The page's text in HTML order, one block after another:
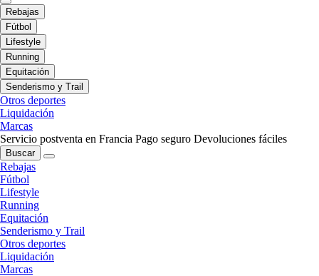
Rebajas
Fútbol
Lifestyle
Running
Equitación
Senderismo y Trail
Otros deportes
Liquidación
Marcas
Servicio postventa en Francia Pago seguro Devoluciones fáciles
Buscar
Rebajas
Fútbol
Lifestyle
Running
Equitación
Senderismo y Trail
Otros deportes
Liquidación
Marcas